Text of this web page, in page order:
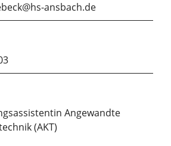
ansbach.de
Angewandte
(AKT)